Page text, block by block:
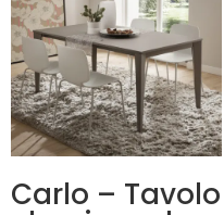
a
1.339,00€
Carlo – Tavolo